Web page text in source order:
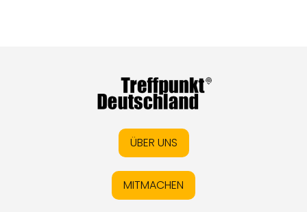
ÜBER UNS
MITMACHEN